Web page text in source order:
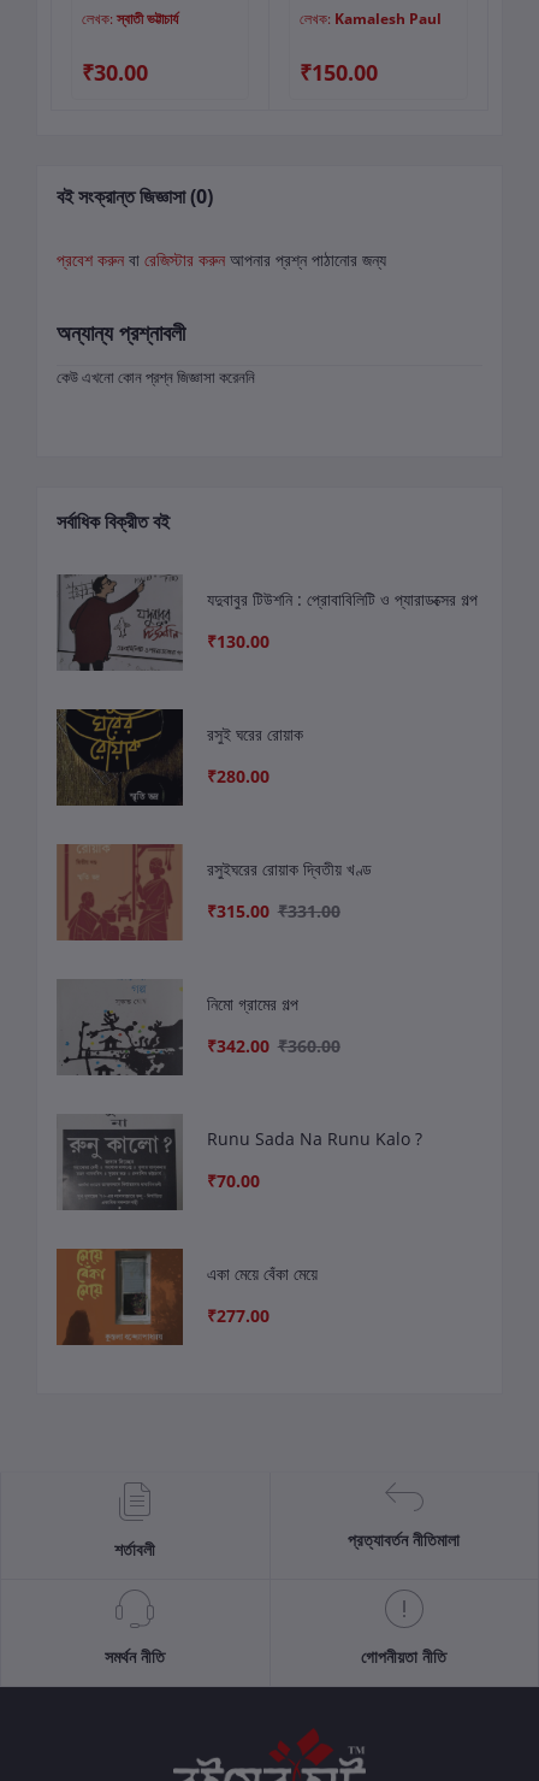
লেখক: স্বাতী ভট্টাচার্য
₹30.00
লেখক: Kamalesh Paul
₹150.00
বই সংক্রান্ত জিজ্ঞাসা (0)
প্রবেশ করুন বা রেজিস্টার করুন আপনার প্রশ্ন পাঠানোর জন্য
অন্যান্য প্রশ্নাবলী
কেউ এখনো কোন প্রশ্ন জিজ্ঞাসা করেননি
সর্বাধিক বিক্রীত বই
যদুবাবুর টিউশনি : প্রোবাবিলিটি ও প্যারাডক্সের গল্প
₹130.00
রসুই ঘরের রোয়াক
₹280.00
রসুইঘরের রোয়াক দ্বিতীয় খণ্ড
₹315.00 ₹331.00
নিমো গ্রামের গল্প
₹342.00 ₹360.00
Runu Sada Na Runu Kalo ?
₹70.00
একা মেয়ে বেঁকা মেয়ে
₹277.00
শর্তাবলী প্রত্যাবর্তন নীতিমালা
সমর্থন নীতি গোপনীয়তা নীতি